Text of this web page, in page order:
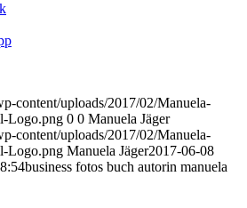
content/uploads/2017/02/Manuela-
Logo.png 0 0 Manuela Jäger
content/uploads/2017/02/Manuela-
Logo.png Manuela Jäger2017-06-08
business fotos buch autorin manuela